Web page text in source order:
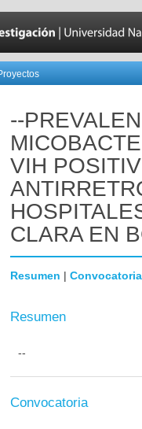
--
VIH
CLARA EN
Resumen | Convocatoria
Resumen
--
Convocatoria